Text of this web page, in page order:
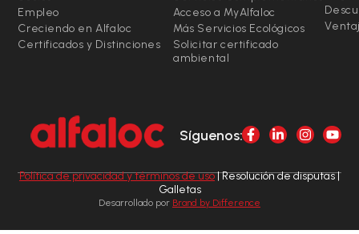
Empleo
Creciendo en Alfaloc
Certificados y Distinciones
Acceso a MyAlfaloc
Más Servicios Ecológicos
Solicitar certificado
ambiental
Síguenos:
Política de privacidad y términos de uso| Resolución de disputas |
Galletas
Desarrollado por Brand by Difference